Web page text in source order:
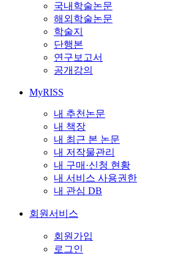
국내학술논문
해외학술논문
학술지
단행본
연구보고서
공개강의
MyRISS
내 추천논문
내 책장
내 최근 본 논문
내 저작물관리
내 구매·신청 현황
내 서비스 사용권한
내 관심 DB
회원서비스
회원가입
로그인